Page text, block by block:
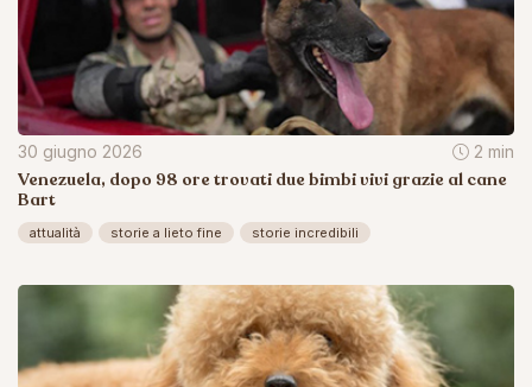
30 giugno 2026 2 min
Venezuela, dopo 98 ore trovati due bimbi vivi grazie al cane
Bart
attualità storie a lieto fine storie incredibili